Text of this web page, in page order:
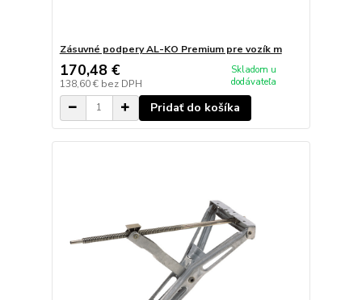
Zásuvné podpery AL-KO Premium pre vozík m
170,48 €
138,60 € bez DPH
Skladom u
dodávateľa
Pridať do košíka